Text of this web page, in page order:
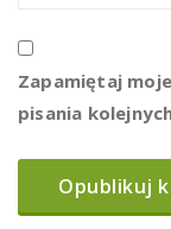
Zapamiętaj
pisania